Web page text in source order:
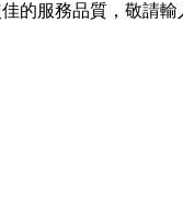
的服務品質，敬請